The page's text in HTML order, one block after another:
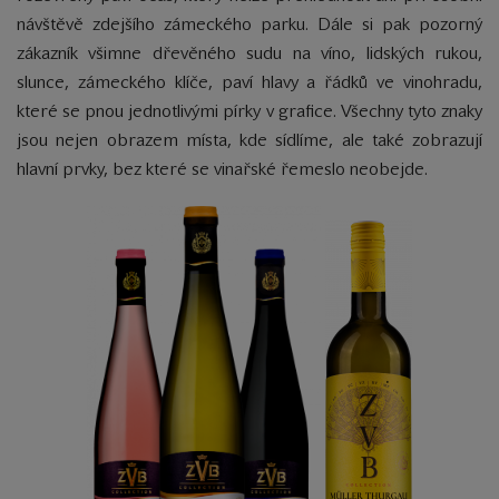
návštěvě zdejšího zámeckého parku. Dále si pak pozorný
zákazník všimne dřevěného sudu na víno, lidských rukou,
slunce, zámeckého klíče, paví hlavy a řádků ve vinohradu,
které se pnou jednotlivými pírky v grafice. Všechny tyto znaky
jsou nejen obrazem místa, kde sídlíme, ale také zobrazují
hlavní prvky, bez které se vinařské řemeslo neobejde.